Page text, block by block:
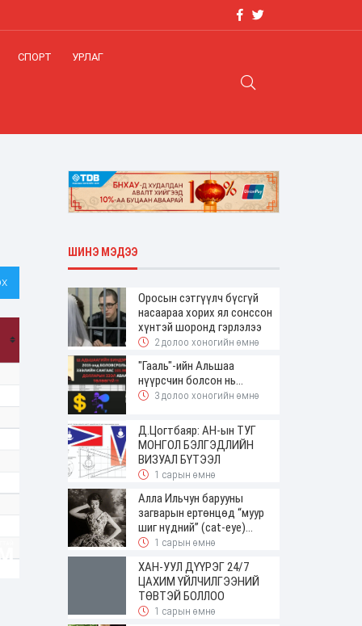
СПОРТ УРЛАГ
ШИНЭ МЭДЭЭ
Оросын сэтгүүлч бүсгүй
насаараа хорих ял сонссон
хүнтэй шоронд гэрлэлээ
2 долоо хоногийн өмнө
"Гааль"-ийн Альшаа
нүүрсчин болсон нь...
3 долоо хоногийн өмнө
Д.Цогтбаяр: АН-ын ТУГ
МОНГОЛ БЭЛГЭДЛИЙН
ВИЗУАЛ БҮТЭЭЛ
1 сарын өмнө
Алла Ильчун барууны
загварын ертөнцөд “муур
шиг нүдний” (cat-eye)
будалтын трендийг оруулж
1 сарын өмнө
ХАН-УУЛ ДҮҮРЭГ 24/7
ЦАХИМ ҮЙЛЧИЛГЭЭНИЙ
ТӨВТЭЙ БОЛЛОО
1 сарын өмнө